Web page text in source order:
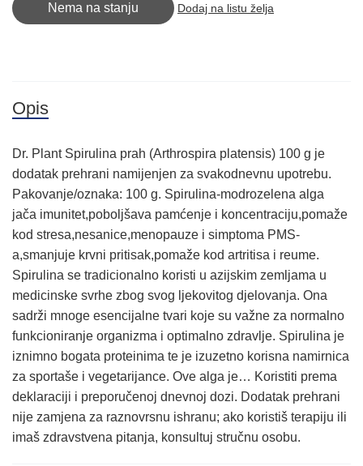
Nema na stanju Dodaj na listu želja
Opis
Dr. Plant Spirulina prah (Arthrospira platensis) 100 g je
dodatak prehrani namijenjen za svakodnevnu upotrebu.
Pakovanje/oznaka: 100 g. Spirulina-modrozelena alga
jača imunitet,poboljšava pamćenje i koncentraciju,pomaže
kod stresa,nesanice,menopauze i simptoma PMS-
a,smanjuje krvni pritisak,pomaže kod artritisa i reume.
Spirulina se tradicionalno koristi u azijskim zemljama u
medicinske svrhe zbog svog ljekovitog djelovanja. Ona
sadrži mnoge esencijalne tvari koje su važne za normalno
funkcioniranje organizma i optimalno zdravlje. Spirulina je
iznimno bogata proteinima te je izuzetno korisna namirnica
za sportaše i vegetarijance. Ove alga je… Koristiti prema
deklaraciji i preporučenoj dnevnoj dozi. Dodatak prehrani
nije zamjena za raznovrsnu ishranu; ako koristiš terapiju ili
imaš zdravstvena pitanja, konsultuj stručnu osobu.